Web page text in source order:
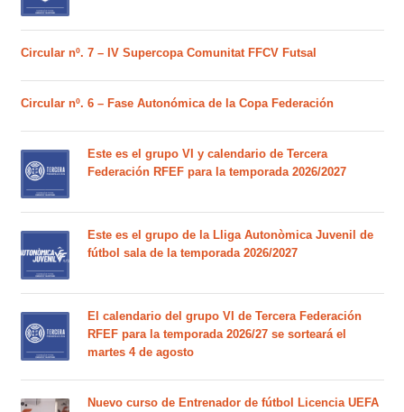
Circular nº. 7 – IV Supercopa Comunitat FFCV Futsal
Circular nº. 6 – Fase Autonómica de la Copa Federación
Este es el grupo VI y calendario de Tercera
Federación RFEF para la temporada 2026/2027
Este es el grupo de la Lliga Autonòmica Juvenil de
fútbol sala de la temporada 2026/2027
El calendario del grupo VI de Tercera Federación
RFEF para la temporada 2026/27 se sorteará el
martes 4 de agosto
Nuevo curso de Entrenador de fútbol Licencia UEFA